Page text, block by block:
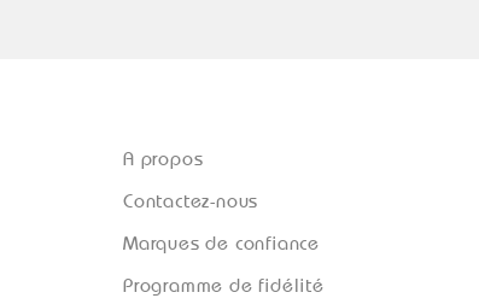
Programme de fidélité
Marques de confiance
Contactez-nous
A propos